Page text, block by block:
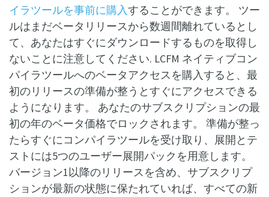
イラツールを事前に購入することができます。 ツー
ルはまだベータリリースから数週間離れているとし
て、あなたはすぐにダウンロードするものを取得し
ないことに注意してください. LCFM ネイティブコン
パイラツールへのベータアクセスを購入すると、最
初のリリースの準備が整うとすぐにアクセスできる
ようになります。 あなたのサブスクリプションの最
初の年のベータ価格でロックされます。 準備が整っ
たらすぐにコンパイラツールを受け取り、展開とテ
ストには5つのユーザー展開パックを用意します。
バージョン1以降のリリースを含め、サブスクリプ
ションが最新の状態に保たれていれば、すべての新